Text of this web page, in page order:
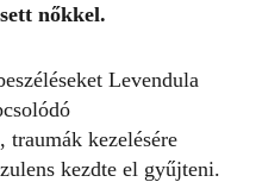
nőkkel.
Levendula
traumák kezelésére
kezdte el gyűjteni.